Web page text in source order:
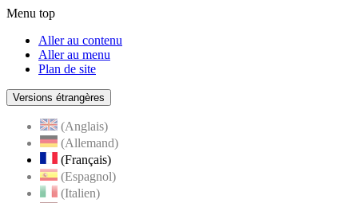
Menu top
Aller au contenu
Aller au menu
Plan de site
Versions étrangères
(Anglais)
(Allemand)
(Français)
(Espagnol)
(Italien)